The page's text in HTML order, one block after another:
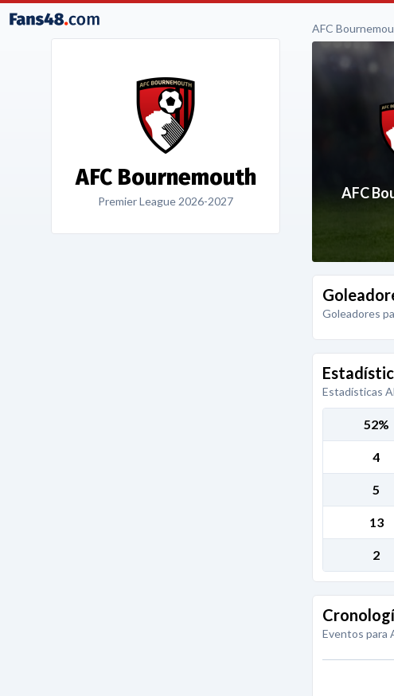
AFC Bournemouth
Premier League 2026-2027
AFC
AFC
Goleadores
Estadísticas
52%
4
5
13
2
Eventos para